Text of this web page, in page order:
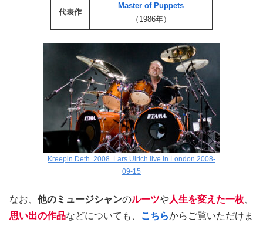
代表作
Master of Puppets
（1986年）
Kreepin Deth. 2008. Lars Ulrich live in London 2008-
09-15
なお、 他のミュージシャンのルーツや人生を変えた一枚
思い出の作品などについても、 こちらからご覧いただけま